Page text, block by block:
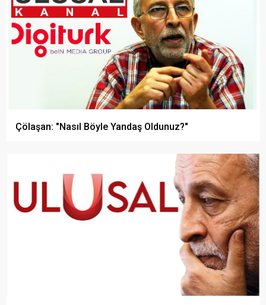
Çölaşan: "Nasıl Böyle Yandaş Oldunuz?"